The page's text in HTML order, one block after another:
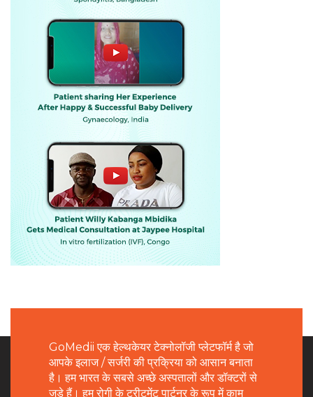
GoMedii एक हेल्थकेयर टेक्नोलॉजी प्लेटफॉर्म है जो
आपके इलाज / सर्जरी की प्रक्रिया को आसान बनाता
है। हम भारत के सबसे अच्छे अस्पतालों और डॉक्टरों से
जुड़े हैं। हम रोगी के ट्रीटमेंट पार्टनर के रूप में काम